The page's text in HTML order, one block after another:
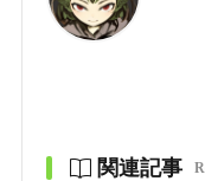
関連記事